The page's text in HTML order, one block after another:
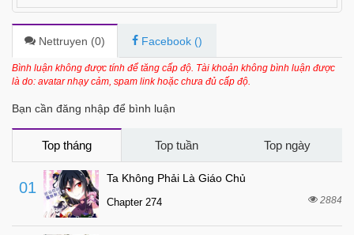
Chapter 9 8 tháng trước
Chapter 8 8 tháng trước
Chapter 7 8 tháng trước
8 tháng trước
Chapter 4 8 tháng trước
Chapter 3
Chapter 2
Chapter 1
Nettruyen (0) Facebook ()
Bình luận không được tính để tăng cấp độ. Tài khoản không bình luận được
là do: avatar nhạy cảm, spam link hoặc chưa đủ cấp độ.
Bạn cần đăng nhập để bình luận
Top tháng Top tuần Top ngày
01
Ta Không Phải Là Giáo Chủ
Chapter 274 2884